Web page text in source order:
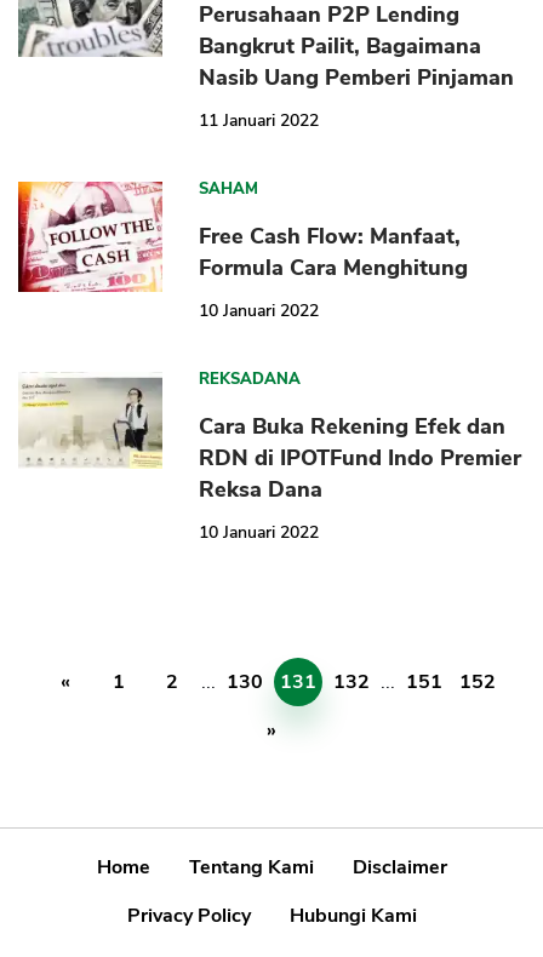
Perusahaan P2P Lending
Bangkrut Pailit, Bagaimana
Nasib Uang Pemberi Pinjaman
11 Januari 2022
SAHAM
Free Cash Flow: Manfaat,
Formula Cara Menghitung
10 Januari 2022
REKSADANA
Cara Buka Rekening Efek dan
RDN di IPOTFund Indo Premier
Reksa Dana
10 Januari 2022
« 1 2 ... 130 131 132 ... 151
152
»
Home Tentang Kami
Disclaimer
Privacy Policy
Hubungi Kami